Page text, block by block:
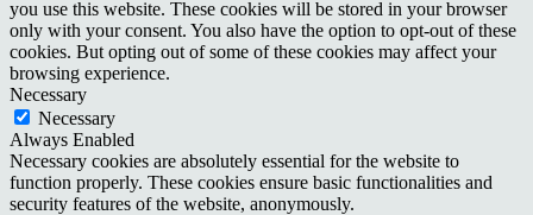
you use this website. These cookies will be stored in your browser
only with your consent. You also have the option to opt-out of these
cookies. But opting out of some of these cookies may affect your
browsing experience.
Necessary
Necessary
Always Enabled
Necessary cookies are absolutely essential for the website to
function properly. These cookies ensure basic functionalities and
security features of the website, anonymously.